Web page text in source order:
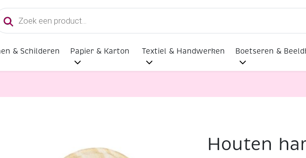
& Schilderen Papier & Karton Textiel & Handwerken Boetseren &
Houten hart, 12,5 x 10,5 cm Houten